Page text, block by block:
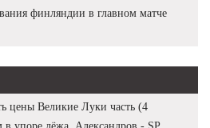
финляндии в главном матче
цены Великие Луки часть (4